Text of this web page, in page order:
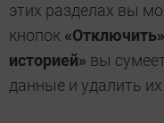
этих разделах вы
кнопок «Отключить»
историей» вы
данные и удалить